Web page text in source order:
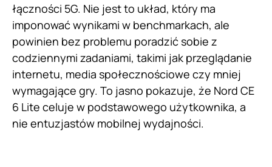
łączności 5G. Nie jest to układ, który ma
imponować wynikami w benchmarkach, ale
powinien bez problemu poradzić sobie z
codziennymi zadaniami, takimi jak przeglądanie
internetu, media społecznościowe czy mniej
wymagające gry. To jasno pokazuje, że Nord CE
6 Lite celuje w podstawowego użytkownika, a
nie entuzjastów mobilnej wydajności.